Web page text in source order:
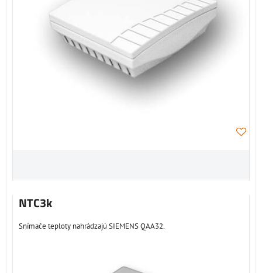
NTC3k
Snímače teploty nahrádzajú SIEMENS QAA32.